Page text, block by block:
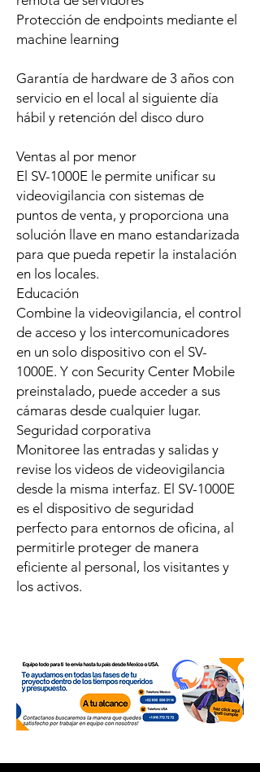
Protección de endpoints mediante el
machine learning
Garantía de hardware de 3 años con
servicio en el local al siguiente día
hábil y retención del disco duro
Ventas al por menor
El SV-1000E le permite unificar su
videovigilancia con sistemas de
puntos de venta, y proporciona una
solución llave en mano estandarizada
para que pueda repetir la instalación
en los locales.
Educación
Combine la videovigilancia, el control
de acceso y los intercomunicadores
en un solo dispositivo con el SV-
1000E. Y con Security Center Mobile
preinstalado, puede acceder a sus
cámaras desde cualquier lugar.
Seguridad corporativa
Monitoree las entradas y salidas y
revise los videos de videovigilancia
desde la misma interfaz. El SV-1000E
es el dispositivo de seguridad
perfecto para entornos de oficina, al
permitirle proteger de manera
eficiente al personal, los visitantes y
los activos.